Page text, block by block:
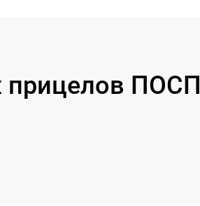
прицелов ПОСП